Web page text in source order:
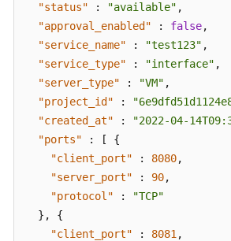
"status"
: "available" ,
"approval_enabled"
: false,
"service_name"
: "test123" ,
"service_type"
: "interface" ,
"server_type"
: "VM" ,
"project_id"
:
"created_at"
: "2022-04-
"ports"
: [
{
"client_port"
: 8080,
"server_port"
: 90,
"protocol"
:
"TCP"
} ,
{
"client_port"
: 8081 ,